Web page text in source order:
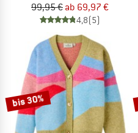
99,95 € ab 69,97 €
4,8(5)
bis 30%